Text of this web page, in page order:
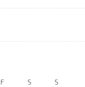
F S S